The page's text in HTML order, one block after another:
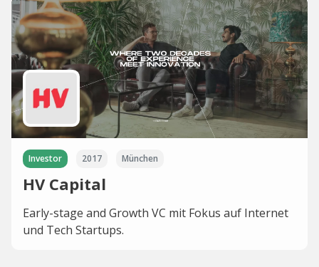
Investor 2017 München
HV Capital
Early-stage and Growth VC mit Fokus auf Internet
und Tech Startups.